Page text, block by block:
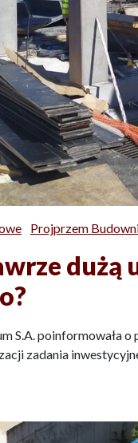
Projprzem
S.A. poinformowała
zadania